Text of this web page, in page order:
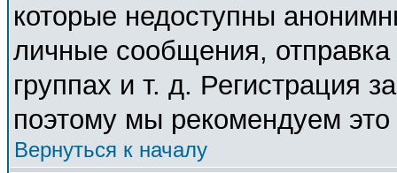
которые недоступны
личные сообщения,
группах и т. д. Регистрация
поэтому мы рекомендуем это
Вернуться к началу